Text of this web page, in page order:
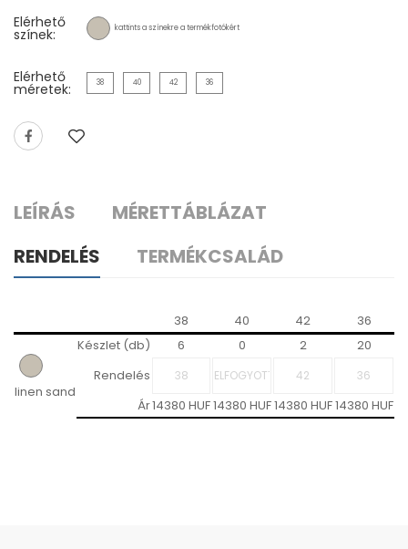
Elérhető
színek: kattints a színekre a termékfotókért
Elérhető
méretek: 38 40 42 36
LEÍRÁS
MÉRETTÁBLÁZAT
RENDELÉS
TERMÉKCSALÁD
38 40 42 36
linen sand
Készlet (db) 6 0 2
20
Rendelés
Ár14380 HUF14380 HUF14380 HUF14380 HUF